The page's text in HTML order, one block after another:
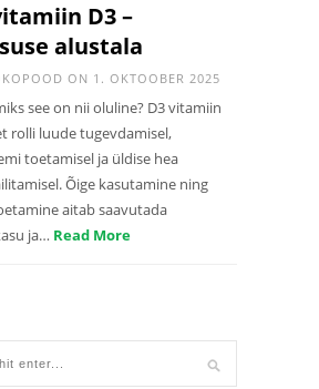
D3 –
alustala
ON 1. OKTOOBER 2025
see on nii oluline? D3 vitamiin
rolli luude tugevdamisel,
toetamisel ja üldise hea
Õige kasutamine ning
aitab saavutada
ja… Read More